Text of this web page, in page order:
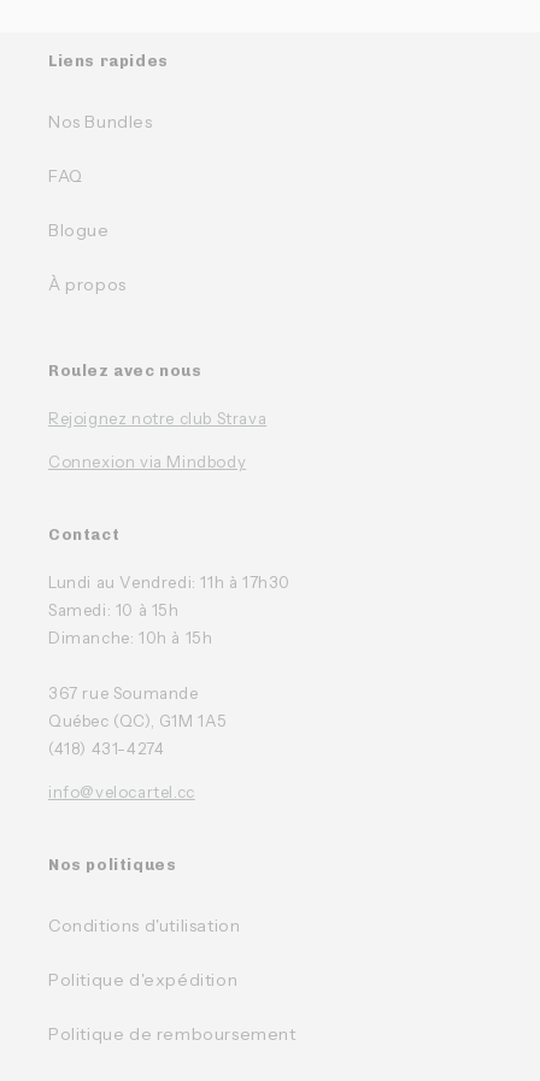
Liens rapides
Nos Bundles
FAQ
Blogue
À propos
Roulez avec nous
Rejoignez notre club Strava
Connexion via Mindbody
Contact
Lundi au Vendredi: 11h à 17h30
Samedi: 10 à 15h
Dimanche: 10h à 15h
367 rue Soumande
Québec (QC), G1M 1A5
(418) 431-4274
info@velocartel.cc
Nos politiques
Conditions d'utilisation
Politique d'expédition
Politique de remboursement